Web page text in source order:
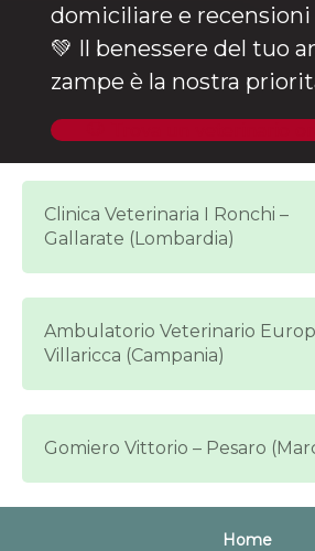
domiciliare e
💚 Il benessere del tuo
zampe è la nostra
Clinica Veterinaria I Ronchi –
Gallarate (Lombardia)
Ambulatorio Veterinario
Villaricca (Campania)
Gomiero Vittorio – Pesaro
Home